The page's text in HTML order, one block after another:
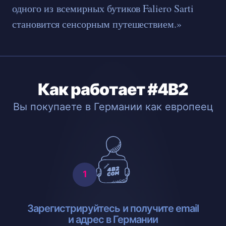
одного из всемирных бутиков Faliero Sarti
становится сенсорным путешествием.»
Как работает #4B2
Вы покупаете в Германии как европеец
Зарегистрируйтесь и получите email
и адрес в Германии